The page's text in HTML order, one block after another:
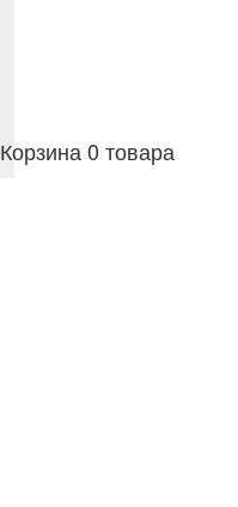
Корзина 0 товара